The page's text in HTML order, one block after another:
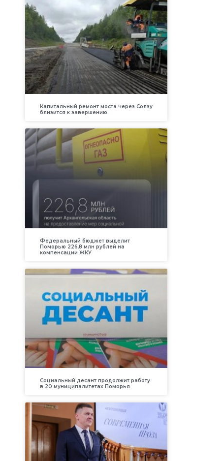
Капитальный ремонт моста через Солзу
близится к завершению
Федеральный бюджет выделит
Поморью 226,8 млн рублей на
компенсации ЖКУ
Социальный десант продолжит работу
в 20 муниципалитетах Поморья